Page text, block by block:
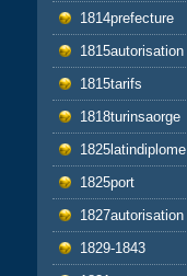
1814prefecture
1815autorisation
1815tarifs
1818turinsaorge
1825latindiplome
1825port
1827autorisation
1829-1843